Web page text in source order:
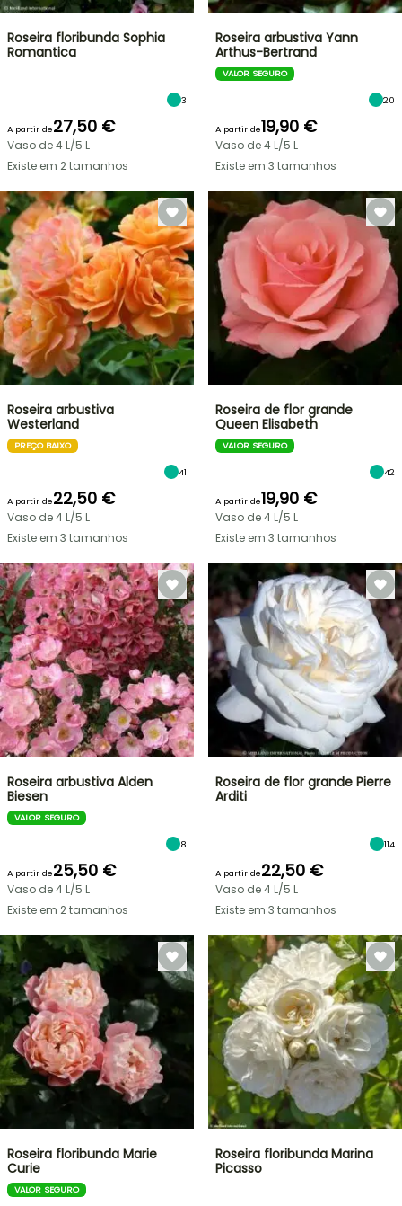
Roseira floribunda Sophia
Romantica
3
A partir de27,50 €
Vaso de 4 L/5 L
Existe em 2 tamanhos
Roseira arbustiva Yann
Arthus-Bertrand
VALOR SEGURO
20
A partir de19,90 €
Vaso de 4 L/5 L
Existe em 3 tamanhos
Roseira arbustiva
Westerland
PREÇO BAIXO
41
A partir de22,50 €
Vaso de 4 L/5 L
Existe em 3 tamanhos
Roseira de flor grande
Queen Elisabeth
VALOR SEGURO
42
A partir de19,90 €
Vaso de 4 L/5 L
Existe em 3 tamanhos
Roseira arbustiva Alden
Biesen
VALOR SEGURO
8
A partir de25,50 €
Vaso de 4 L/5 L
Existe em 2 tamanhos
Roseira de flor grande Pierre
Arditi
114
A partir de22,50 €
Vaso de 4 L/5 L
Existe em 3 tamanhos
Roseira floribunda Marie
Curie
VALOR SEGURO
Roseira floribunda Marina
Picasso